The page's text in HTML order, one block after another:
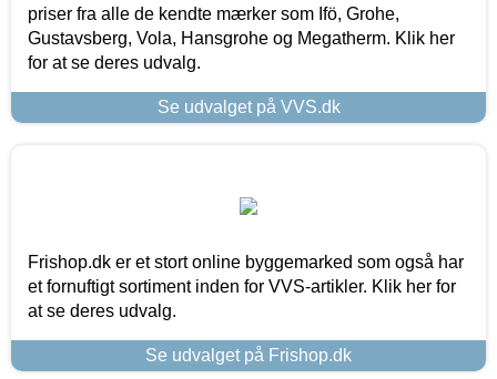
priser fra alle de kendte mærker som Ifö, Grohe,
Gustavsberg, Vola, Hansgrohe og Megatherm. Klik her
for at se deres udvalg.
Se udvalget på VVS.dk
Frishop.dk er et stort online byggemarked som også har
et fornuftigt sortiment inden for VVS-artikler. Klik her for
at se deres udvalg.
Se udvalget på Frishop.dk